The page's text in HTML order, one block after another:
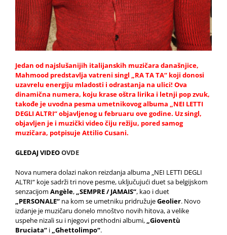
Jedan od najslušanijih italijanskih muzičara današnjice,
Mahmood predstavlja vatreni singl „RA TA TA“ koji donosi
uzavrelu energiju mladosti i odrastanja na ulici! Ova
dinamična numera, koju krase oštra lirika i letnji pop zvuk,
takođe je uvodna pesma umetnikovog albuma „NEI LETTI
DEGLI ALTRI“ objavljenog u februaru ove godine. Uz singl,
objavljen je i muzički video čiju režiju, pored samog
muzičara, potpisuje Attilio Cusani.
GLEDAJ VIDEOOVDE
Nova numera dolazi nakon reizdanja albuma „NEI LETTI DEGLI
ALTRI“ koje sadrži tri nove pesme, uključujući duet sa belgijskom
senzacijom Angèle, „SEMPRE / JAMAIS“, kao i duet
„PERSONALE“ na kom se umetniku pridružujeGeolier. Novo
izdanje je muzičaru donelo mnoštvo novih hitova, a velike
uspehe nizali su i njegovi prethodni albumi, „Gioventù
Bruciata“ i „Ghettolimpo“.